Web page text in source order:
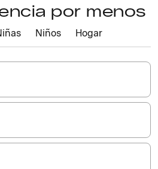
por menos
Niños Hogar